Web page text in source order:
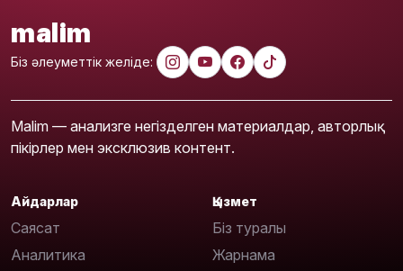
malim
Біз әлеуметтік желіде:
Malim — анализге негізделген материалдар, авторлық
пікірлер мен эксклюзив контент.
Айдарлар
Саясат
Аналитика
Қызмет
Біз туралы
Жарнама